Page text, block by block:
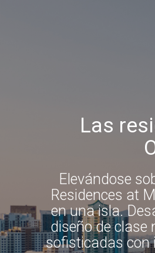
Las
Elevándose
Residences at
en una isla.
diseño de clase
sofisticadas con